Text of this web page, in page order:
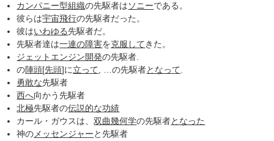
カンパニー型組織の先駆者はソニーである。
彼らは宇宙飛行の先駆者だった。
彼はいわゆる先駆者だ。
先駆者達は一連の障害を克服してきた。
ジェットエンジン開発の先駆者.
の陣頭[先頭]に立って, …の先駆者となって.
勇敢な先駆者
西へ向かう先駆者
北極先駆者の伝説的な功績
カール・ガウスは、双曲幾何学の先駆者となった
神のメッセンジャーと先駆者